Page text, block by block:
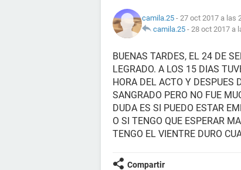
camila.25 - 27 oct 2017 a las
camila.25 - 28 oct 2017 a
BUENAS TARDES, EL 24 DE
LEGRADO. A LOS 15 DIAS
HORA DEL ACTO Y DESPUES
SANGRADO PERO NO FUE
DUDA ES SI PUEDO ESTAR
O SI TENGO QUE ESPERAR
TENGO EL VIENTRE DURO
Compartir